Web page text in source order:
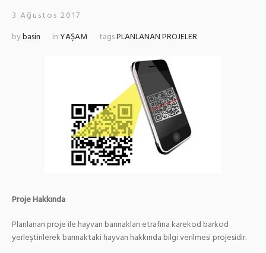
3 Ağustos 2017
bybasin inYAŞAM tagsPLANLANAN PROJELER
Proje Hakkında
Planlanan proje ile hayvan barınakları etrafına karekod barkod
yerleştirilerek barınaktaki hayvan hakkında bilgi verilmesi projesidir.